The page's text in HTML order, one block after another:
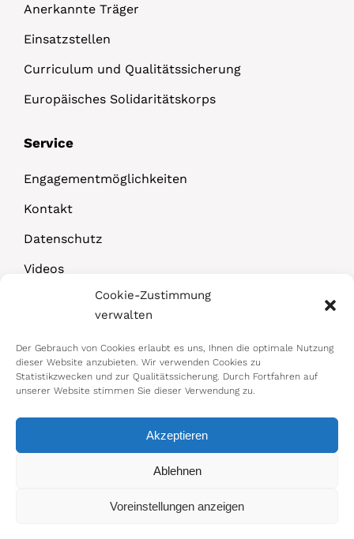
Cookie-Zustimmung
verwalten
Der Gebrauch von Cookies erlaubt es uns, Ihnen die optimale Nutzung
dieser Website anzubieten. Wir verwenden Cookies zu
Statistikzwecken und zur Qualitätssicherung. Durch Fortfahren auf
unserer Website stimmen Sie dieser Verwendung zu.
Akzeptieren
Ablehnen
Voreinstellungen anzeigen
Anerkannte Träger
Einsatzstellen
Curriculum und Qualitätssicherung
Europäisches Solidaritätskorps
Service
Engagementmöglichkeiten
Kontakt
Datenschutz
Videos
© 2026 Bundesministerium für Arbeit,
Konsumentenschutz